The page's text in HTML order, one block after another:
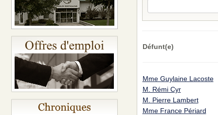
Défunt(e)
Mme Guylaine Lacoste
M. Rémi Cyr
M. Pierre Lambert
Mme France Périard